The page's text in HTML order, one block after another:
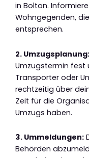
in Bolton.
Wohngegenden,
entsprechen.
2. Umzugsplanung:
Umzugstermin fest
Transporter oder
rechtzeitig über
Zeit für die
Umzugs haben.
3. Ummeldungen:
Behörden